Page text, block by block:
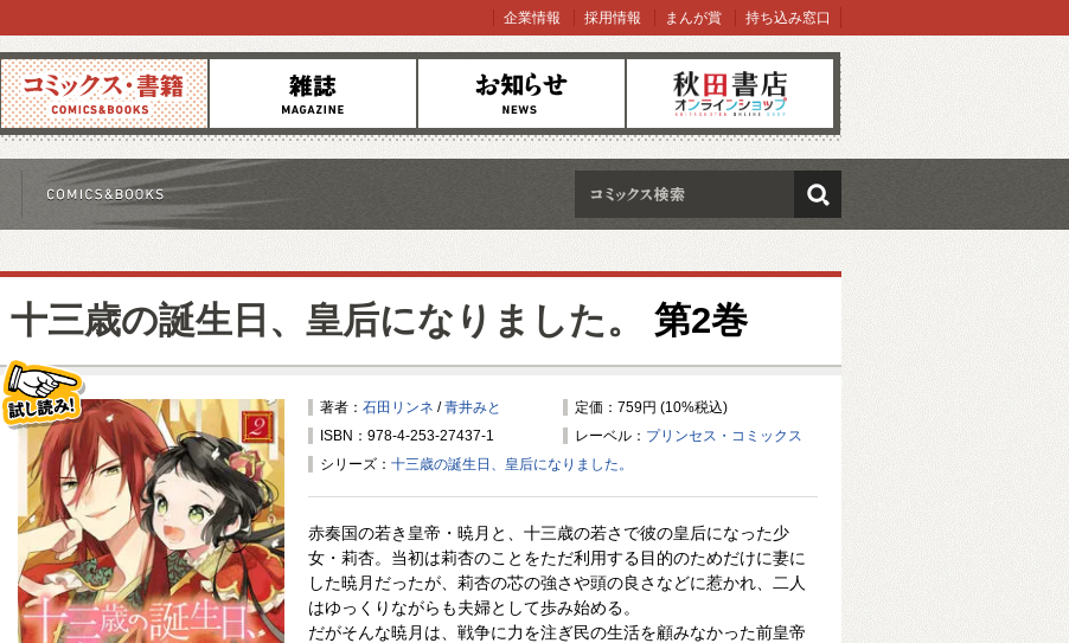
コミックス 雑誌 お知らせ オンラインショップ
企業情報 採用情報 まんが賞 持ち込み窓口
検索
十三歳の誕生日、皇后になりました。 第2巻
著者： 石田リンネ /青井みと
定価：759円 (10%税込)
ISBN：978-4-253-27437-1
レーベル： プリンセス・コミックス
シリーズ： 十三歳の誕生日、皇后になりました。
赤奏国の若き皇帝・暁月と、十三歳の若さで彼の皇后になった少
女・莉杏。当初は莉杏のことをただ利用する目的のためだけに妻に
した暁月だったが、莉杏の芯の強さや頭の良さなどに惹かれ、二人
はゆっくりながらも夫婦として歩み始める。
だがそんな暁月は、戦争に力を注ぎ民の生活を顧みなかった前皇帝
試し読み！